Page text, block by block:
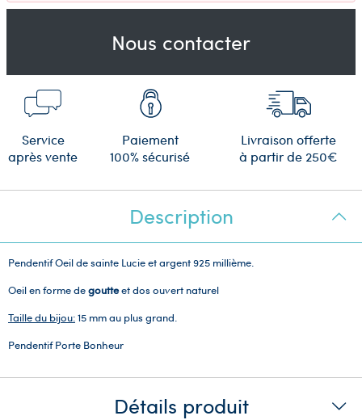
Nous contacter
Service
après vente
Paiement
100% sécurisé
Livraison offerte
à partir de 250€
Description
Pendentif Oeil de sainte Lucie et argent 925 millième.
Oeil en forme degoutteet dos ouvert naturel
Taille du bijou:15 mm au plus grand.
Pendentif Porte Bonheur
Détails produit